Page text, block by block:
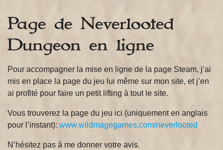
Page de Neverlooted
Dungeon en ligne
Pour accompagner la mise en ligne de la page Steam, j’ai
mis en place la page du jeu lui même sur mon site, et j’en
ai profité pour faire un petit lifting à tout le site.
Vous trouverez la page du jeu ici (uniquement en anglais
pour l’instant): www.wildmagegames.com/neverlooted
N’hésitez pas à me donner votre avis.